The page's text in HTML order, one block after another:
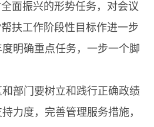
面振兴的形势任务，对会议
扶工作阶段性目标作进一步
明确重点任务，一步一个脚
部门要树立和践行正确政绩
力度，完善管理服务措施，